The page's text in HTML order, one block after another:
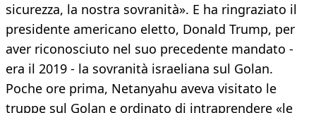
sicurezza, la nostra sovranità». E ha ringraziato il
presidente americano eletto, Donald Trump, per
aver riconosciuto nel suo precedente mandato -
era il 2019 - la sovranità israeliana sul Golan.
Poche ore prima, Netanyahu aveva visitato le
truppe sul Golan e ordinato di intraprendere «le